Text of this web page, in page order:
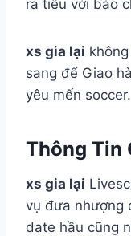
ra tiêu với báo
xs gia lại
sang để Giao
yêu mến soccer.
Thông Tin
xs gia lại
vụ đưa nhượng
date hầu cũng